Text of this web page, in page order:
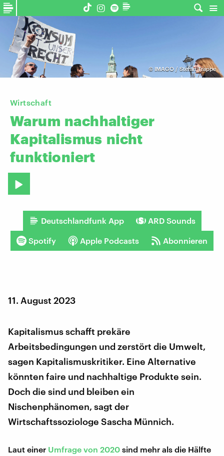
© IMAGO / Stefan Trappe
Wirtschaft
Warum nachhaltiger
Kapitalismus nicht
funktioniert
Deutschlandfunk App ARD Sounds
Spotify Apple Podcasts Abonnieren
11. August 2023
Kapitalismus schafft prekäre
Arbeitsbedingungen und zerstört die Umwelt,
sagen Kapitalismuskritiker. Eine Alternative
könnten faire und nachhaltige Produkte sein.
Doch die sind und bleiben ein
Nischenphänomen, sagt der
Wirtschaftssoziologe Sascha Münnich.
Laut einer Umfrage von 2020 sind mehr als die Hälfte